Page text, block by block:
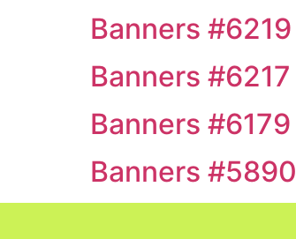
Banners #6219
Banners #6217
Banners #6179
Banners #5890